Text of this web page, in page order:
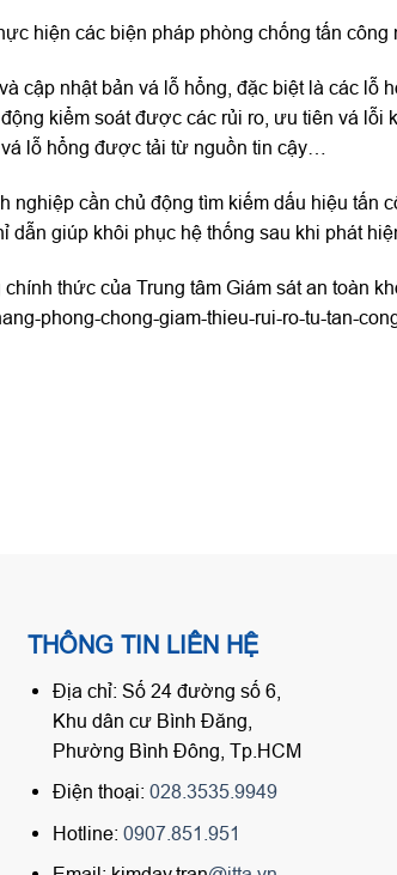
hiện các biện pháp phòng chống tấn công
cập nhật bản vá lỗ hổng, đặc biệt là các lỗ
kiểm soát được các rủi ro, ưu tiên vá lỗi
lỗ hổng được tải từ nguồn tin cậy…
cần chủ động tìm kiếm dấu hiệu tấn
giúp khôi phục hệ thống sau khi phát
thức của Trung tâm Giám sát an toàn
phong-chong-giam-thieu-rui-ro-tu-tan-
THÔNG TIN LIÊN HỆ
Địa chỉ: Số 24 đường số 6,
Khu dân cư Bình Đăng,
Phường Bình Đông, Tp.HCM
Điện thoại: 028.3535.9949
Hotline: 0907.851.951